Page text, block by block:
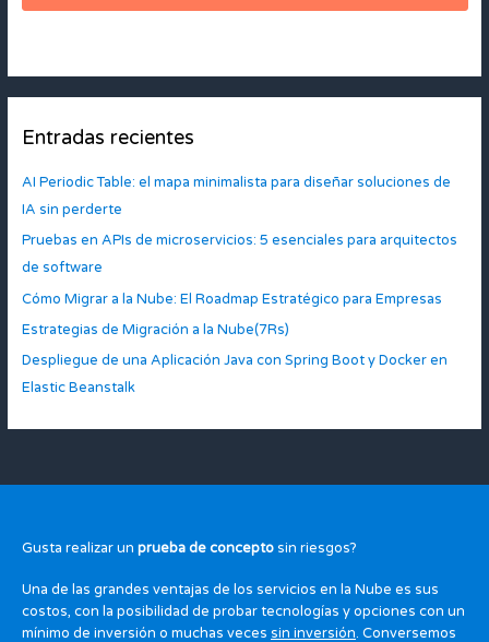
Entradas recientes
AI Periodic Table: el mapa minimalista para diseñar soluciones de
IA sin perderte
Pruebas en APIs de microservicios: 5 esenciales para arquitectos
de software
Cómo Migrar a la Nube: El Roadmap Estratégico para Empresas
Estrategias de Migración a la Nube(7Rs)
Despliegue de una Aplicación Java con Spring Boot y Docker en
Elastic Beanstalk
Gusta realizar un prueba de conceptosin riesgos?
Una de las grandes ventajas de los servicios en la Nube es sus
costos, con la posibilidad de probar tecnologías y opciones con un
mínimo de inversión o muchas veces sin inversión. Conversemos